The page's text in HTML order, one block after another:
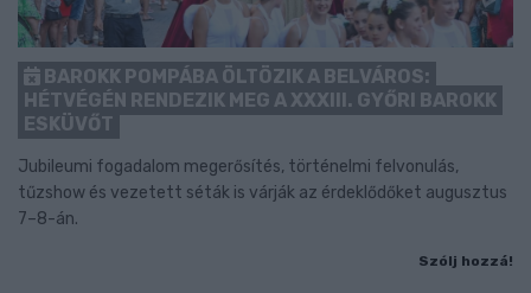
BAROKK POMPÁBA ÖLTÖZIK A BELVÁROS:
HÉTVÉGÉN RENDEZIK MEG A XXXIII. GYŐRI BAROKK
ESKÜVŐT
Jubileumi fogadalom megerősítés, történelmi felvonulás,
tűzshow és vezetett séták is várják az érdeklődőket augusztus
7–8-án.
Szólj hozzá!